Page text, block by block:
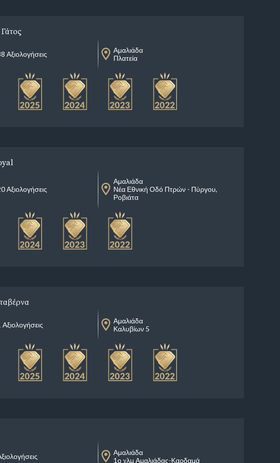
Αξιολογήσεις
Αμαλιάδα
Πλατεία
Αξιολογήσεις
Αμαλιάδα
Νέα Εθνική Οδό Πτρών - Πύργου,
Ροβιάτα
Αμαλιάδα
Καλυβίων 5
Αμαλιάδα
1ο χλμ Αμαλιάδας-Καρδαμά